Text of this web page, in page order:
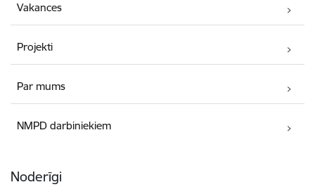
Vakances
Projekti
Par mums
NMPD darbiniekiem
Noderīgi